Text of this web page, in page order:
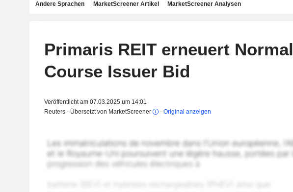
Andere Sprachen MarketScreener Artikel MarketScreener Analysen
Primaris REIT erneuert Normal
Course Issuer Bid
Veröffentlicht am 07.03.2025 um 14:01
Reuters - Übersetzt von MarketScreener
- Original anzeigen